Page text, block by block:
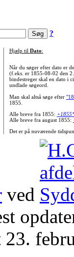
?
Hjælp til Dato:
Når du søger efter dato er
(f.eks. er 1855-08-02 den
bindestreger skal en dato i
undlade søgeord.
Man skal altså søge efter
1855.
Alle breve fra 1855:
Alle breve fra august 1855:
Det er på nuværende
ved
23.